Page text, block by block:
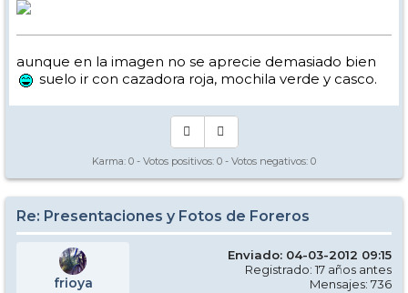
aunque en la imagen no se aprecie demasiado bien
suelo ir con cazadora roja, mochila verde y casco.
Karma: 0 - Votos positivos: 0 - Votos negativos: 0
Re: Presentaciones y Fotos de Foreros
frioya
Enviado: 04-03-2012 09:15
Registrado: 17 años antes
Mensajes: 736